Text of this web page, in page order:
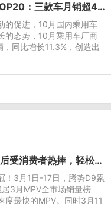
10月SUV市场销量TOP20：三款车月销超4万辆
的促进，10月国内乘用车
的态势，10月乘用车厂商
同比增长11.3%，创造出
高。
2024款腾势D9上市后受消费者热捧，轻松斩获MPV市场双销冠
！3月1日-17日，腾势D9累
3月MPV全市场销量榜
度最快的MPV。同时3月11